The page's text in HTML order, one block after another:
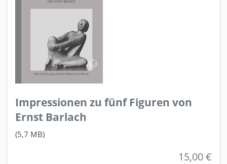
Impressionen zu fünf Figuren von
Ernst Barlach
(5,7 MB)
15,00 €